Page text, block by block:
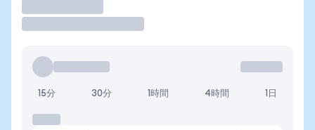
15分 30分 1時間 4時間 1日